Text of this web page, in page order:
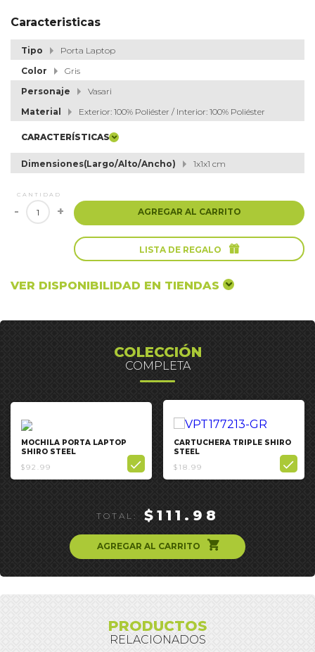
Caracteristicas
Tipo
Porta Laptop
Color
Gris
Personaje
Vasari
Material
Exterior: 100% Poliéster / Interior: 100% Poliéster
CARACTERÍSTICAS
Dimensiones(Largo/Alto/Ancho) 1x1x1 cm
CANTIDAD
- + AGREGAR AL CARRITO
LISTA DE REGALO 
VER DISPONIBILIDAD EN TIENDAS
MOCHILA PORTA LAPTOP
SHIRO STEEL
$92.99

CARTUCHERA TRIPLE SHIRO
STEEL
$18.99

COLECCIÓN
COMPLETA
TOTAL: $111.98
AGREGAR AL CARRITO ຐ
PRODUCTOS
RELACIONADOS